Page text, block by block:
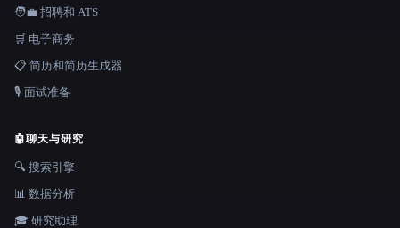
🧑‍💼 招聘和 ATS
🛒 电子商务
📋 简历和简历生成器
🎙️ 面试准备
🤖聊天与研究
🔍 搜索引擎
📊 数据分析
🎓 研究助理